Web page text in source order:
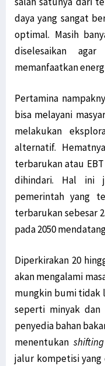
daya yang sangat
optimal. Masih
diselesaikan
memanfaatkan
Pertamina
bisa melayani
melakukan
alternatif.
terbarukan atau
dihindari. Hal ini
pemerintah yang
terbarukan sebesar
pada 2050
Diperkirakan 20
akan mengalami
mungkin bumi tidak
seperti minyak dan
penyedia bahan
menentukanshifting
jalur kompetisi